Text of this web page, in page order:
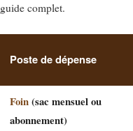
guide complet.
Poste de dépense
Foin(sac mensuel ou
abonnement)